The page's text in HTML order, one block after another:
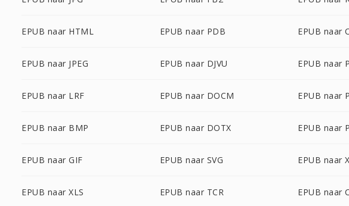
EPUB naar HTML EPUB naar PDB EPUB naar
EPUB naar JPEG EPUB naar DJVU EPUB naar
EPUB naar LRF EPUB naar DOCM EPUB naar
EPUB naar BMP EPUB naar DOTX EPUB naar
EPUB naar GIF EPUB naar SVG EPUB naar
EPUB naar XLS EPUB naar TCR EPUB naar